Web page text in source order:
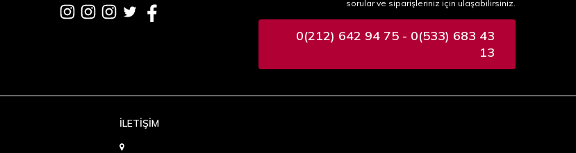
sorular ve siparişleriniz için ulaşabilirsiniz.
0(212) 642 94 75 - 0(533) 683 43
13
İLETİŞİM